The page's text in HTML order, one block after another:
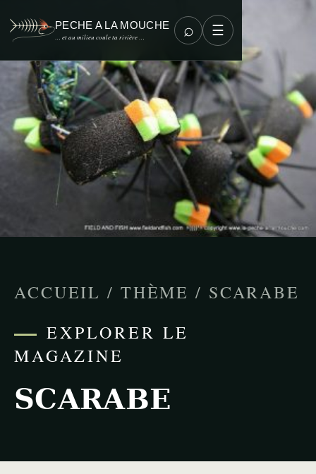
PECHE A LA MOUCHE
… et au milieu coule ta rivière … ⌕ ☰
ACCUEIL / THÈME / SCARABE
EXPLORER LE
MAGAZINE
SCARABE